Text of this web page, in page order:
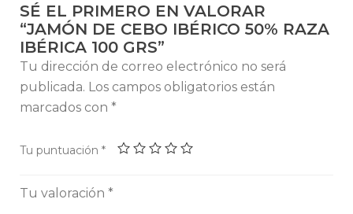
SÉ EL PRIMERO EN VALORAR
“JAMÓN DE CEBO IBÉRICO 50% RAZA
IBÉRICA 100 GRS”
Tu dirección de correo electrónico no será
publicada. Los campos obligatorios están
marcados con *
Tu puntuación *
Tu valoración *